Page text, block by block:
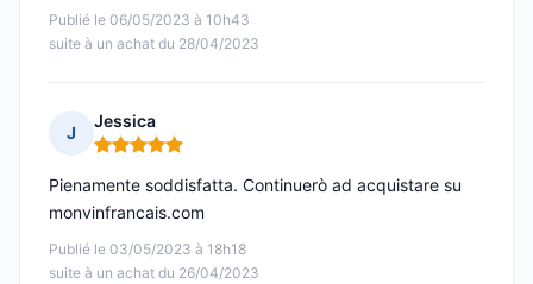
Publié le 06/05/2023 à 10h43
suite à un achat du 28/04/2023
J
Jessica
Note : 5 sur 5
Publié le 03/05/2023 à 18h18
suite à un achat du 26/04/2023
Pienamente soddisfatta. Continuerò ad acquistare su
monvinfrancais.com